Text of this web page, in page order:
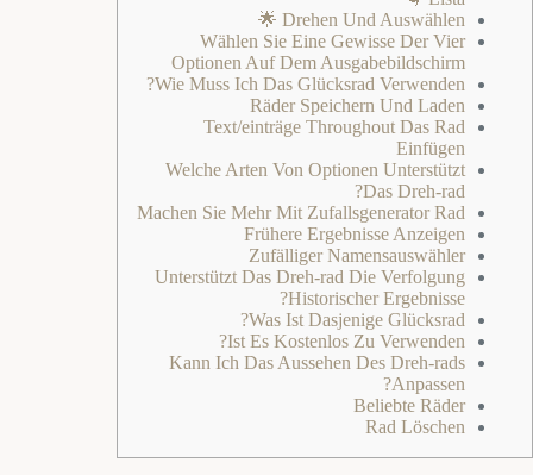
Drehen Und Auswählen 🌟
Wählen Sie Eine Gewisse Der Vier
Optionen Auf Dem Ausgabebildschirm
Wie Muss Ich Das Glücksrad Verwenden?
Räder Speichern Und Laden
Text/einträge Throughout Das Rad
Einfügen
Welche Arten Von Optionen Unterstützt
Das Dreh-rad?
Machen Sie Mehr Mit Zufallsgenerator Rad
Frühere Ergebnisse Anzeigen
Zufälliger Namensauswähler
Unterstützt Das Dreh-rad Die Verfolgung
Historischer Ergebnisse?
Was Ist Dasjenige Glücksrad?
Ist Es Kostenlos Zu Verwenden?
Kann Ich Das Aussehen Des Dreh-rads
Anpassen?
Beliebte Räder
Rad Löschen